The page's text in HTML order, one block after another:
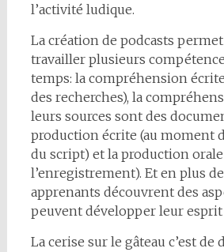
l’activité ludique.
La création de podcasts
travailler plusieurs
temps: la compréhension
des recherches), la
leurs sources sont des
production écrite (au moment
du script) et la production
l’enregistrement). Et en plus
apprenants découvrent des
peuvent développer leur
La cerise sur le gâteau c’est de